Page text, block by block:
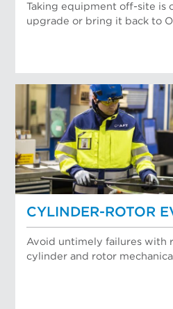
Taking equipment off-site is
upgrade or bring it back to
CYLINDER-ROTOR
Avoid untimely failures with
cylinder and rotor